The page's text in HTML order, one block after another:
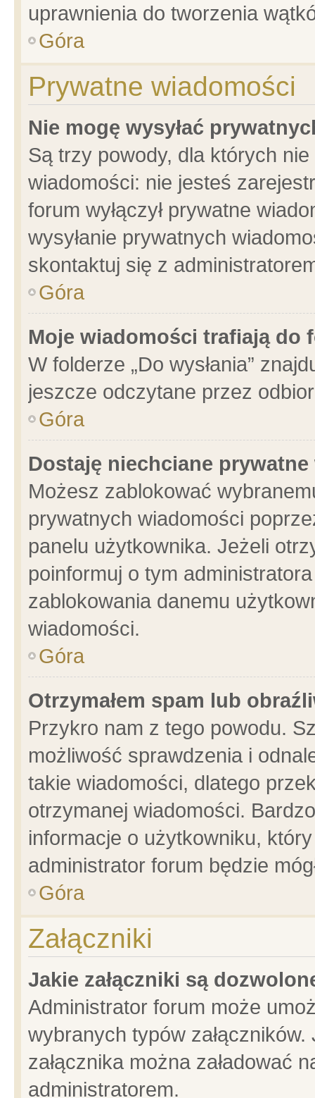
uprawnienia do tworzenia
Góra
Prywatne wiadomości
Nie mogę wysyłać
Są trzy powody, dla których
wiadomości: nie jesteś
forum wyłączył prywatne
wysyłanie prywatnych
skontaktuj się z
Góra
Moje wiadomości trafiają do
W folderze „Do wysłania”
jeszcze odczytane przez
Góra
Dostaję niechciane
Możesz zablokować
prywatnych wiadomości
panelu użytkownika. Jeżeli
poinformuj o tym
zablokowania danemu
wiadomości.
Góra
Otrzymałem spam lub
Przykro nam z tego powodu.
możliwość sprawdzenia i
takie wiadomości, dlatego
otrzymanej wiadomości.
informacje o użytkowniku,
administrator forum będzie
Góra
Załączniki
Jakie załączniki są
Administrator forum może
wybranych typów
załącznika można załadować
administratorem.